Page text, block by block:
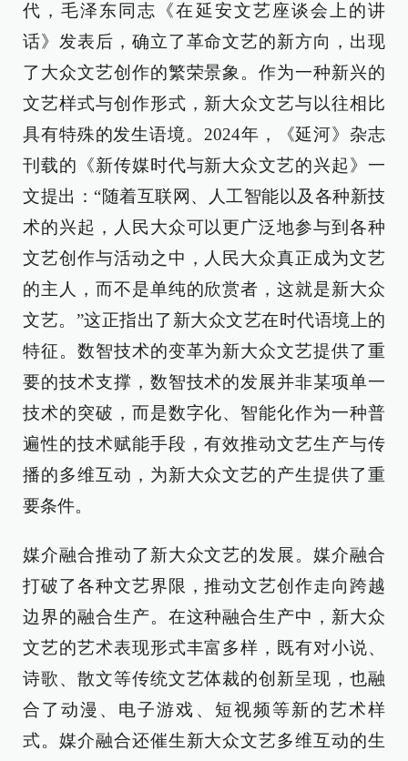
代，毛泽东同志《在延安文艺座谈会上的讲
话》发表后，确立了革命文艺的新方向，出现
了大众文艺创作的繁荣景象。作为一种新兴的
文艺样式与创作形式，新大众文艺与以往相比
具有特殊的发生语境。2024年，《延河》杂志
刊载的《新传媒时代与新大众文艺的兴起》一
文提出：“随着互联网、人工智能以及各种新技
术的兴起，人民大众可以更广泛地参与到各种
文艺创作与活动之中，人民大众真正成为文艺
的主人，而不是单纯的欣赏者，这就是新大众
文艺。”这正指出了新大众文艺在时代语境上的
特征。数智技术的变革为新大众文艺提供了重
要的技术支撑，数智技术的发展并非某项单一
技术的突破，而是数字化、智能化作为一种普
遍性的技术赋能手段，有效推动文艺生产与传
播的多维互动，为新大众文艺的产生提供了重
要条件。
媒介融合推动了新大众文艺的发展。媒介融合
打破了各种文艺界限，推动文艺创作走向跨越
边界的融合生产。在这种融合生产中，新大众
文艺的艺术表现形式丰富多样，既有对小说、
诗歌、散文等传统文艺体裁的创新呈现，也融
合了动漫、电子游戏、短视频等新的艺术样
式。媒介融合还催生新大众文艺多维互动的生